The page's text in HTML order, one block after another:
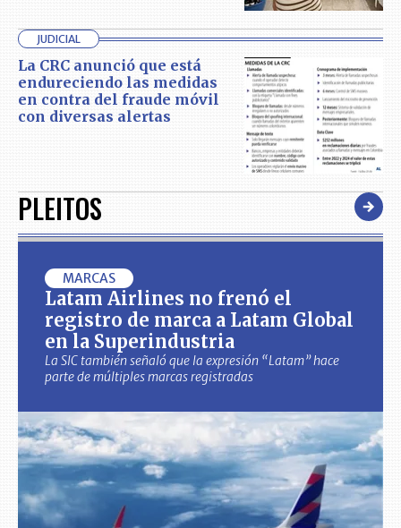
JUDICIAL
La CRC anunció que está
endureciendo las medidas
en contra del fraude móvil
con diversas alertas
PLEITOS
MARCAS
Latam Airlines no frenó el
registro de marca a Latam Global
en la Superindustria
La SIC también señaló que la expresión “Latam” hace
parte de múltiples marcas registradas